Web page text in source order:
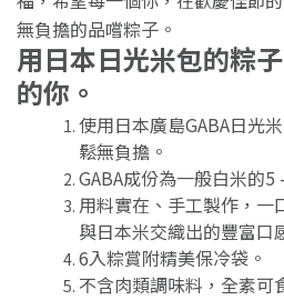
無負擔的品嚐粽子。
用日本日光米包的粽
的你。
使用日本廣島GABA日光
鬆無負擔。
GABA成份為一般白米的5
用料實在、手工製作，一
與日本米交織出的豐富口
6入粽賞附精美保冷袋。
不含肉類調味料，全素可